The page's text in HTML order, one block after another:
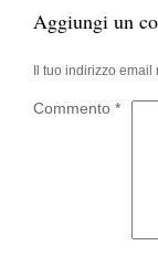
Aggiungi un
Il tuo indirizzo
Commento *